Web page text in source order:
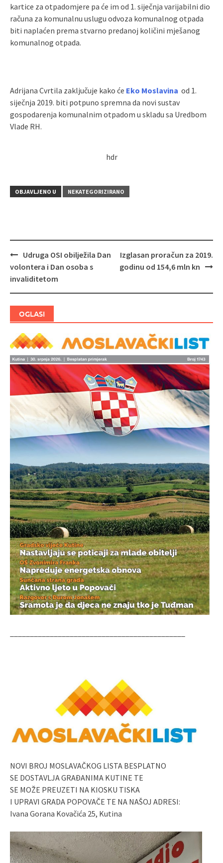
kartice za otpadomjere pa će im od 1. siječnja varijabilni dio
računa za komunalnu uslugu odvoza komunalnog otpada
biti naplaćen prema stvarno predanoj količini mješanog
komunalnog otpada.
Adrijana Cvrtila zaključuje kako će Eko Moslavina od 1.
siječnja 2019. biti potpuno spremna da novi sustav
gospodarenja komunalnim otpadom u skladu sa Uredbom
Vlade RH.
hdr
OBJAVLJENO U NEKATEGORIZIRANO
Navigacija
objava
Udruga OSI obilježila Dan
volontera i Dan osoba s
invaliditetom
Izglasan proračun za 2019.
godinu od 154,6 mln kn
OGLASI
NOVI BROJ MOSLAVAČKOG LISTA BESPLATNO
SE DOSTAVLJA GRAĐANIMA KUTINE TE
SE MOŽE PREUZETI NA KIOSKU TISKA
I UPRAVI GRADA POPOVAČE TE NA NAŠOJ ADRESI:
Ivana Gorana Kovačića 25, Kutina